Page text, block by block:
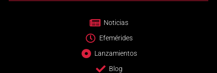
Noticias
Efemérides
Lanzamientos
Blog